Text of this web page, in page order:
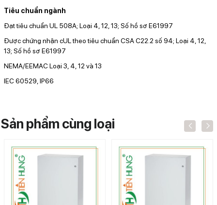
Tiêu chuẩn ngành
Đạt tiêu chuẩn UL 508A; Loại 4, 12, 13; Số hồ sơ E61997
Được chứng nhận cUL theo tiêu chuẩn CSA C22.2 số 94; Loại 4, 12,
13; Số hồ sơ E61997
NEMA/EEMAC Loại 3, 4, 12 và 13
IEC 60529, IP66
Sản phẩm cùng loại